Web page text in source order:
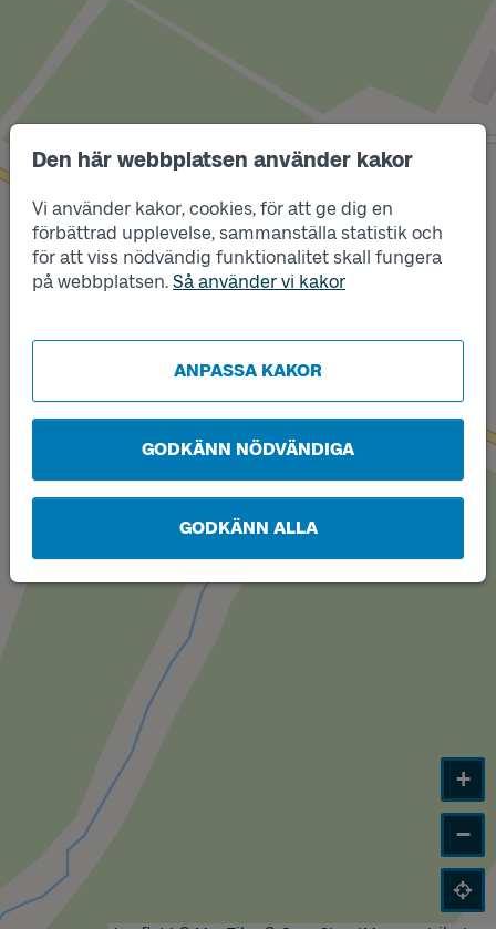
Den här webbplatsen använder kakor
Vi använder kakor, cookies, för att ge dig en
förbättrad upplevelse, sammanställa statistik och
för att viss nödvändig funktionalitet skall fungera
på webbplatsen. Så använder vi kakor
ANPASSA KAKOR
GODKÄNN NÖDVÄNDIGA
GODKÄNN ALLA
Läge
A
Läge
B
+
−